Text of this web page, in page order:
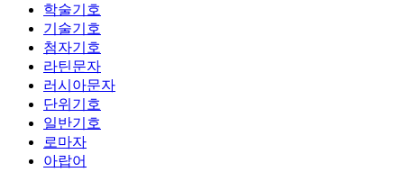
학술기호
기술기호
첨자기호
라틴문자
러시아문자
단위기호
일반기호
로마자
아랍어